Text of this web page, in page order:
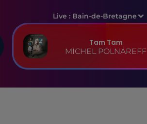
Live : Bain-de-Bretagne
Tam Tam
MICHEL POLNAREFF